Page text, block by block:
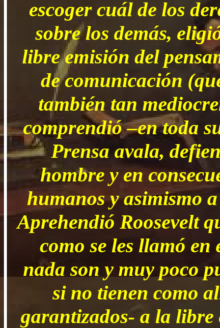
escoger cuál de los
sobre los demás,
libre emisión del
de comunicación
también tan
comprendió –en toda
Prensa avala,
hombre y en
humanos y asimismo
Aprehendió Roosevelt
como se les llamó
nada son y muy poco
si no tienen como
garantizados- a la libre